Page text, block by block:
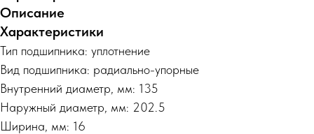
Описание
Характеристики
Тип подшипника: уплотнение
Вид подшипника: радиально-упорные
Внутренний диаметр, мм: 135
Наружный диаметр, мм: 202.5
Ширина, мм: 16